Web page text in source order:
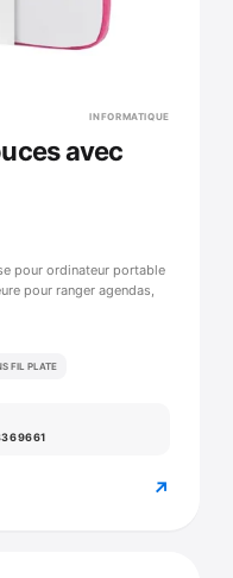
INFORMATIQUE
avec
pour ordinateur portable
pour ranger agendas,
FIL PLATE
↗